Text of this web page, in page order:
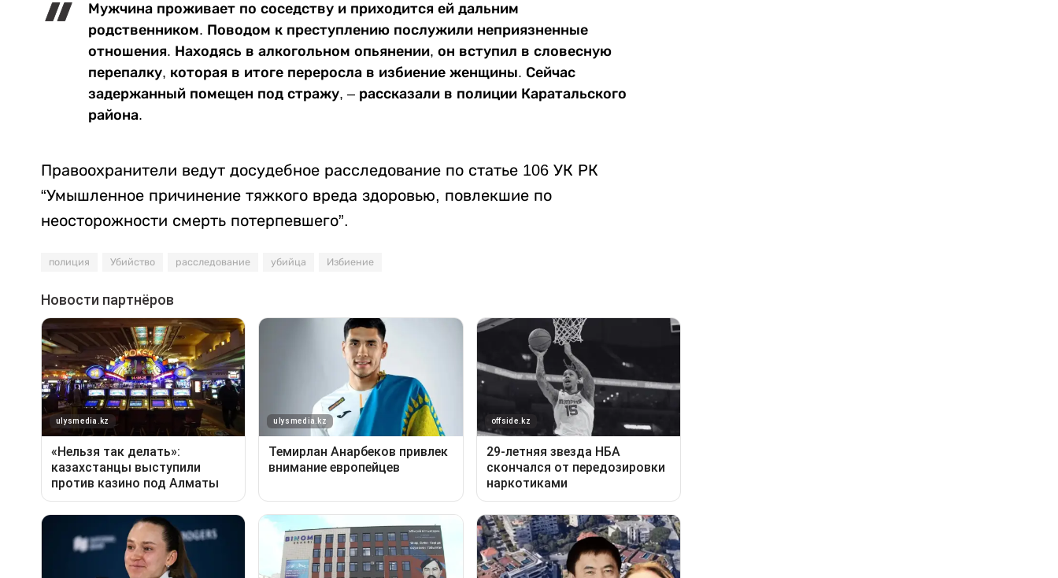
Мужчина проживает по соседству и приходится ей дальним
родственником. Поводом к преступлению послужили неприязненные
отношения. Находясь в алкогольном опьянении, он вступил в словесную
перепалку, которая в итоге переросла в избиение женщины. Сейчас
задержанный помещен под стражу, – рассказали в полиции Каратальского
района.
Правоохранители ведут досудебное расследование по статье 106 УК РК
“Умышленное причинение тяжкого вреда здоровью, повлекшие по
неосторожности смерть потерпевшего”.
полиция Убийство расследование убийца Избиение